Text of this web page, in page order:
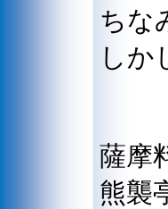
ちな
しか
薩摩
熊襲